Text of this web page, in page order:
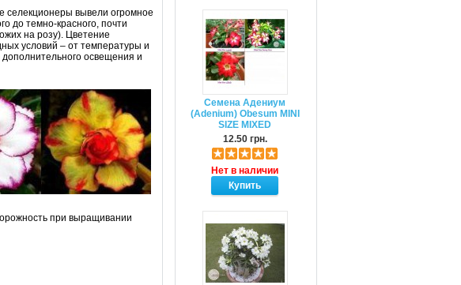
Семена Адениум
(Adenium) Obesum MINI
SIZE MIXED
12.50 грн.
Нет в наличии
селекционеры вывели огромное
до темно-красного, почти
на розу). Цветение
условий – от температуры и
освещения и
при выращивании